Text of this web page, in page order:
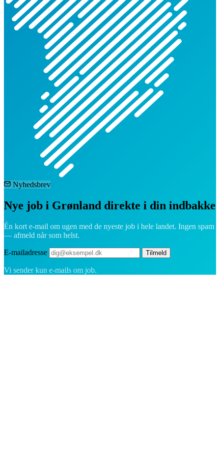
Nyhedsbrev
Nye job i Grønland direkte i din indbakke
Én kort e-mail om ugen med de nyeste job i hele landet. Ingen spam
— afmeld når som helst.
E-mailadresse Tilmeld
Vi sender kun e-mails om job.